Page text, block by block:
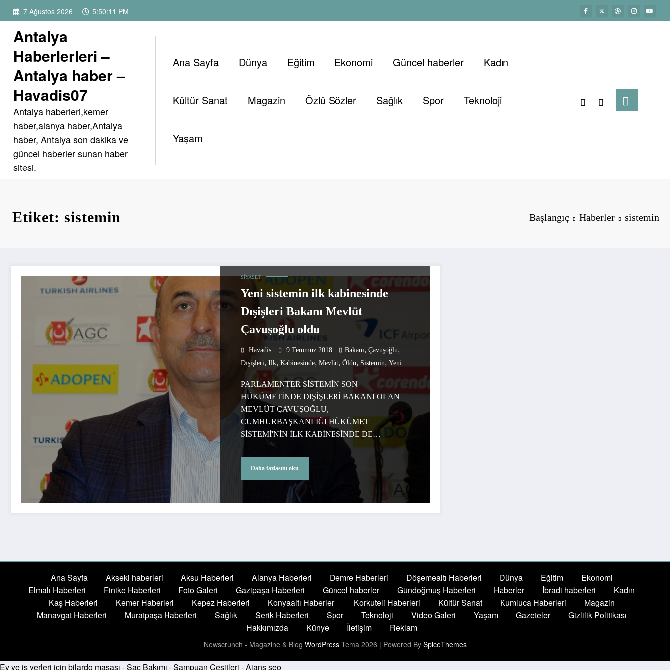
İçeriğe 7 Ağustos 2026 5:50:11 PM
Antalya
Haberlerleri –
Antalya haber –
Havadis07
Antalya haberleri,kemer
haber,alanya haber,Antalya
haber, Antalya son dakika ve
güncel haberler sunan haber
sitesi.
Ana Sayfa Dünya Eğitim Ekonomi Güncel haberler Kadın
Kültür Sanat Magazin Özlü Sözler Sağlık Spor Teknoloji
Yaşam
Etiket: sistemin Başlangıç Haberler sistemin
SIYASET
Yeni sistemin ilk kabinesinde
Dışişleri Bakanı Mevlüt
Çavuşoğlu oldu
Havadis 9 Temmuz 2018 Bakanı, Çavuşoğlu,
Dışişleri, Ilk, Kabinesinde, Mevlüt, Öldü, Sistemin, Yeni
PARLAMENTER SİSTEMİN SON
HÜKÜMETİNDE DIŞİŞLERİ BAKANI OLAN
MEVLÜT ÇAVUŞOĞLU,
CUMHURBAŞKANLIĞI HÜKÜMET
SİSTEMİ'NİN İLK KABİNESİNDE DE…
Daha fazlasını oku
Ana Sayfa Akseki haberleri Aksu Haberleri Alanya Haberleri Demre Haberleri Döşemealtı Haberleri Dünya Eğitim
Ekonomi
Elmalı Haberleri
Finike Haberleri Foto Galeri Gazipaşa Haberleri Güncel haberler Gündoğmuş Haberleri Haberler İbradi haberleri
Kadın
Kaş Haberleri
Kemer Haberleri Kepez Haberleri Konyaaltı Haberleri Korkuteli Haberleri Kültür Sanat Kumluca Haberleri
Magazin
Manavgat Haberleri
Muratpaşa Haberleri Sağlık Serik Haberleri Spor Teknoloji Video Galeri Yaşam Gazeteler
Gizlilik Politikası
Hakkımızda
Künye İletişim Reklam
Newscrunch - Magazine & Blog WordPressTema 2026 | Powered By SpiceThemes
Ev ve iş yerleri için bilardo masası -Saç Bakımı -Şampuan Çeşitleri -Ajans seo